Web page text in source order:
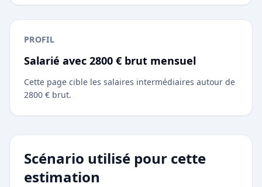
PROFIL
Salarié avec 2800 € brut mensuel
Cette page cible les salaires intermédiaires autour de
2800 € brut.
Scénario utilisé pour cette
estimation